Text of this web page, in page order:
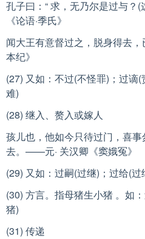
孔子曰：“ 求，无乃尔是过与
《论语·季氏》
闻大王有意督过之，脱身得去
本纪》
(27) 又如：不过(不怪罪)；过谪
难)
(28) 继入、赘入或嫁人
孩儿也，他如今只待过门，喜
去。——元· 关汉卿《窦娥冤》
(29) 又如：过嗣(过继)；过给(过
(30) 方言。指母猪生小猪 。如
猪)
(31) 传递